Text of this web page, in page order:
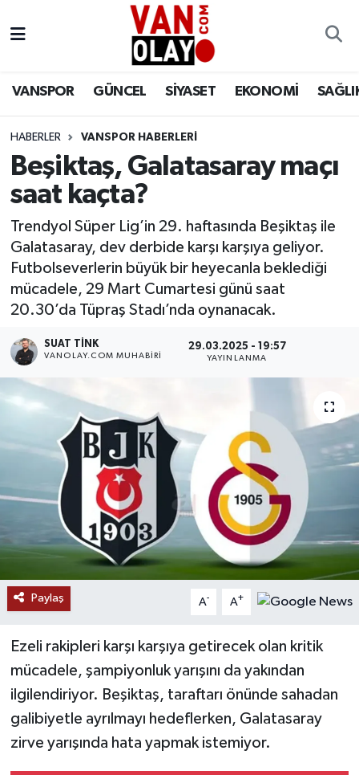
VANSPOR GÜNCEL SİYASET EKONOMİ
HABERLER VANSPOR HABERLERİ
Beşiktaş, Galatasaray maçı
saat kaçta?
Trendyol Süper Lig’in 29. haftasında Beşiktaş ile
Galatasaray, dev derbide karşı karşıya geliyor.
Futbolseverlerin büyük bir heyecanla beklediği
mücadele, 29 Mart Cumartesi günü saat
20.30’da Tüpraş Stadı’nda oynanacak.
SUAT TINK
VANOLAY.COM MUHABIRI
29.03.2025 - 19:57
YAYINLANMA
Paylaş A- A+
Ezeli rakipleri karşı karşıya getirecek olan kritik
mücadele, şampiyonluk yarışını da yakından
ilgilendiriyor. Beşiktaş, taraftarı önünde sahadan
galibiyetle ayrılmayı hedeflerken, Galatasaray
zirve yarışında hata yapmak istemiyor.
Siyaset
Ekonomi
Sağlık
Eğitim
Bilim & Teknoloji
Dünya
RESMİ İLANLAR
Van Nöbetçi Eczaneler
Van Namaz Vakitleri
Van Trafik Yoğunluk Haritası
Süper Lig Puan Durumu ve Fikstür
Tüm Manşetler
Son Dakika Haberleri
Haber Arşivi